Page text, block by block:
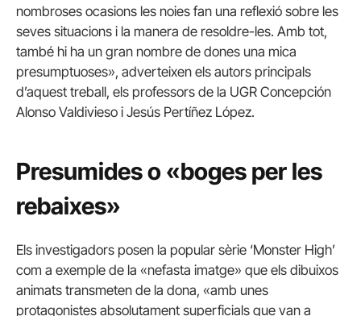
nombroses ocasions les noies fan una reflexió sobre les
seves situacions i la manera de resoldre-les. Amb tot,
també hi ha un gran nombre de dones una mica
presumptuoses», adverteixen els autors principals
d’aquest treball, els professors de la UGR Concepción
Alonso Valdivieso i Jesús Pertíñez López.
Presumides o «boges per les
rebaixes»
Els investigadors posen la popular sèrie ‘Monster High’
com a exemple de la «nefasta imatge» que els dibuixos
animats transmeten de la dona, «amb unes
protagonistes absolutament superficials que van a